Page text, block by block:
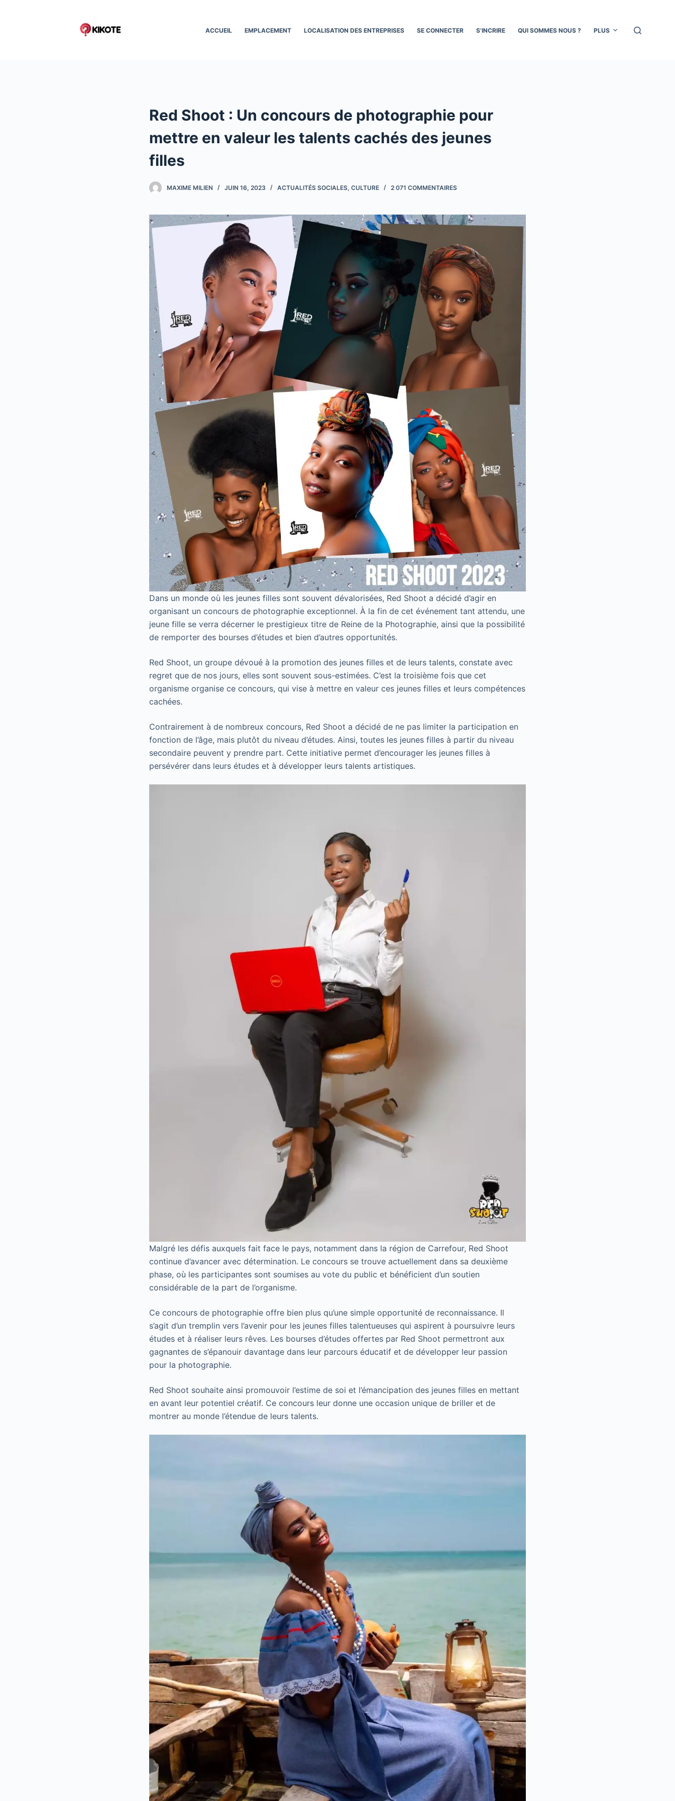
ACCUEIL EMPLACEMENT LOCALISATION DES ENTREPRISES SE CONNECTER S’INCRIRE QUI SOMMES NOUS ? PLUS
Red Shoot : Un concours de photographie pour
mettre en valeur les talents cachés des jeunes
filles
MAXIME MILIEN JUIN 16, 2023 ACTUALITÉS SOCIALES, CULTURE 2 071 COMMENTAIRES
Dans un monde où les jeunes filles sont souvent dévalorisées, Red Shoot a décidé d’agir en
organisant un concours de photographie exceptionnel. À la fin de cet événement tant attendu, une
jeune fille se verra décerner le prestigieux titre de Reine de la Photographie, ainsi que la possibilité
de remporter des bourses d’études et bien d’autres opportunités.
Red Shoot, un groupe dévoué à la promotion des jeunes filles et de leurs talents, constate avec
regret que de nos jours, elles sont souvent sous-estimées. C’est la troisième fois que cet
organisme organise ce concours, qui vise à mettre en valeur ces jeunes filles et leurs compétences
cachées.
Contrairement à de nombreux concours, Red Shoot a décidé de ne pas limiter la participation en
fonction de l’âge, mais plutôt du niveau d’études. Ainsi, toutes les jeunes filles à partir du niveau
secondaire peuvent y prendre part. Cette initiative permet d’encourager les jeunes filles à
persévérer dans leurs études et à développer leurs talents artistiques.
Malgré les défis auxquels fait face le pays, notamment dans la région de Carrefour, Red Shoot
continue d’avancer avec détermination. Le concours se trouve actuellement dans sa deuxième
phase, où les participantes sont soumises au vote du public et bénéficient d’un soutien
considérable de la part de l’organisme.
Ce concours de photographie offre bien plus qu’une simple opportunité de reconnaissance. Il
s’agit d’un tremplin vers l’avenir pour les jeunes filles talentueuses qui aspirent à poursuivre leurs
études et à réaliser leurs rêves. Les bourses d’études offertes par Red Shoot permettront aux
gagnantes de s’épanouir davantage dans leur parcours éducatif et de développer leur passion
pour la photographie.
Red Shoot souhaite ainsi promouvoir l’estime de soi et l’émancipation des jeunes filles en mettant
en avant leur potentiel créatif. Ce concours leur donne une occasion unique de briller et de
montrer au monde l’étendue de leurs talents.